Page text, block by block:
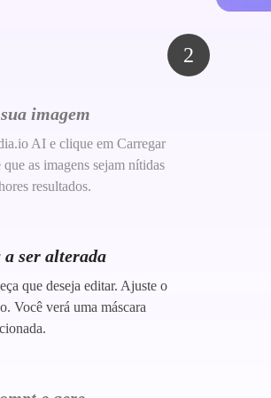
2
imagem
AI e clique em Carregar
as imagens sejam nítidas
resultados.
a ser alterada
que deseja editar. Ajuste o
Você verá uma máscara